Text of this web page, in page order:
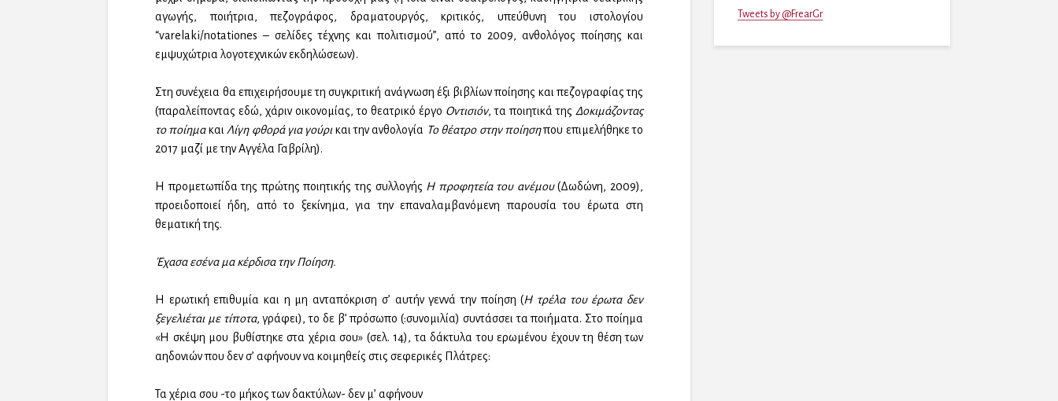
αγωγής, ποιήτρια, πεζογράφος, δραματουργός, κριτικός, υπεύθυνη του ιστολογίου
“varelaki/notationes – σελίδες τέχνης και πολιτισμού”, από το 2009, ανθολόγος ποίησης και
εμψυχώτρια λογοτεχνικών εκδηλώσεων).
Στη συνέχεια θα επιχειρήσουμε τη συγκριτική ανάγνωση έξι βιβλίων ποίησης και πεζογραφίας της
(παραλείποντας εδώ, χάριν οικονομίας, το θεατρικό έργο Οντισιόν, τα ποιητικά της Δοκιμάζοντας
το ποίημακαι Λίγη φθορά για γούρι και την ανθολογία Το θέατρο στην ποίησηπου επιμελήθηκε το
2017 μαζί με την Αγγέλα Γαβρίλη).
Η προμετωπίδα της πρώτης ποιητικής της συλλογής Η προφητεία του ανέμου(Δωδώνη, 2009),
προειδοποιεί ήδη, από το ξεκίνημα, για την επαναλαμβανόμενη παρουσία του έρωτα στη
θεματική της.
Έχασα εσένα μα κέρδισα την Ποίηση.
Η ερωτική επιθυμία και η μη ανταπόκριση σ’ αυτήν γεννά την ποίηση (Η τρέλα του έρωτα δεν
ξεγελιέται με τίποτα, γράφει), το δε β’ πρόσωπο (:συνομιλία) συντάσσει τα ποιήματα. Στο ποίημα
«Η σκέψη μου βυθίστηκε στα χέρια σου» (σελ. 14), τα δάκτυλα του ερωμένου έχουν τη θέση των
αηδονιών που δεν σ’ αφήνουν να κοιμηθείς στις σεφερικές Πλάτρες:
Τα χέρια σου -το μήκος των δακτύλων- δεν μ’ αφήνουν
Tweets by @FrearGr